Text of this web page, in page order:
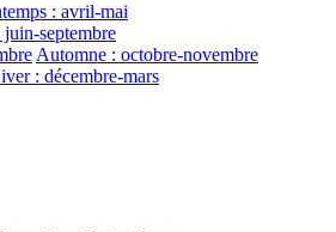
: avril-mai
juin-septembre
Automne : octobre-novembre
: décembre-mars